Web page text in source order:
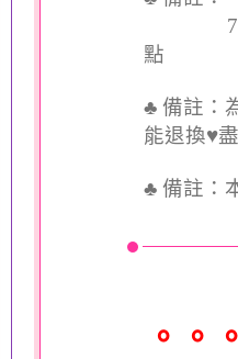
7個工
點
♣ 備註：
能退換♥
♣ 備註：
。。